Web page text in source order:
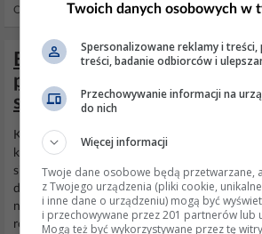
Odpowiedzi: 30 Wyświetleń: 6339
ENDRESS ESE 30 BS
prądotwórczy – brak
schematu lub porady jak
Kończąc wątek. Po dobraniu i podłączeniu
kondensatora o wartości 10 µF/450 V oraz
silnika, napięcie wskazuje 220–230 VAC
delikatnefalowaniesilnika). Ponadtoagregat
na poziomie 50 Hz. Dziękuję wszystkim,
rozwiązania powyższego problemu. Wątek...
Twoich danych osobowych w
Spersonalizowane reklamy i
treści, badanie odbiorców i
Przechowywanie informacji na
do nich
Więcej informacji
Twoje dane osobowe będą przetwarzane,
z Twojego urządzenia (pliki cookie,
i inne dane o urządzeniu) mogą być
i przechowywane przez 201 partnerów lub
Mogą też być wykorzystywane przez tę